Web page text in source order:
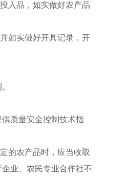
入品，如实做好农产品
如实做好开具记录，开
质量安全控制技术指
的农产品时，应当收取
业、农民专业合作社不